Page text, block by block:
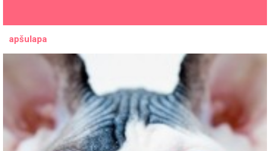
apšulapa